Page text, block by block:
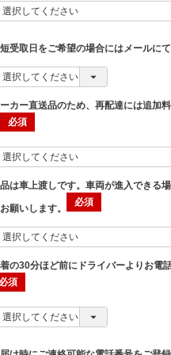
受取日をご希望の場合にはメールに
カー直送品のため、再配達には追加
は車上渡しです。車両が進入できる
願いします。
の30分ほど前にドライバーよりお電